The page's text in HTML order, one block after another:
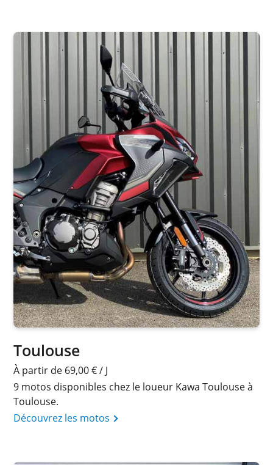
Toulouse
À partir de 69,00 € / J
9 motos disponibles chez le loueur Kawa Toulouse à
Toulouse.
Découvrez les motos